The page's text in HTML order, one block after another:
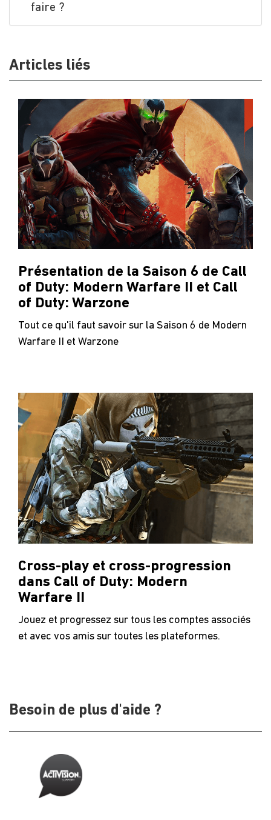
faire ?
Articles liés
Présentation de la Saison 6 de Call
of Duty: Modern Warfare II et Call
of Duty: Warzone
Tout ce qu'il faut savoir sur la Saison 6 de Modern
Warfare II et Warzone
Cross-play et cross-progression
dans Call of Duty: Modern
Warfare II
Jouez et progressez sur tous les comptes associés
et avec vos amis sur toutes les plateformes.
Besoin de plus d'aide ?